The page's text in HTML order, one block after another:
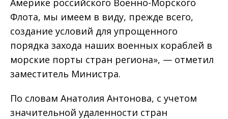
Америке российского Военно-Морского
Флота, мы имеем в виду, прежде всего,
создание условий для упрощенного
порядка захода наших военных кораблей в
морские порты стран региона», — отметил
заместитель Министра.
По словам Анатолия Антонова, с учетом
значительной удаленности стран